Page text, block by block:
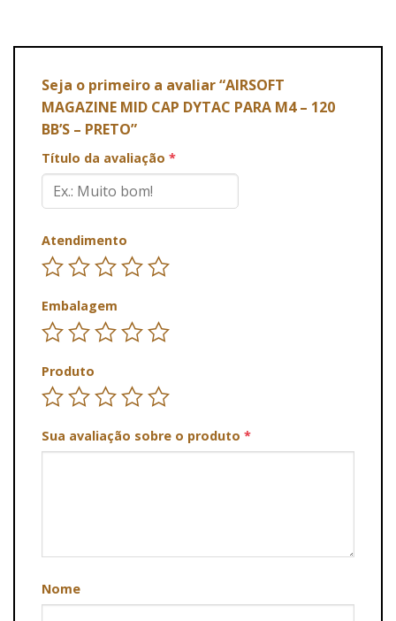
Seja o primeiro a avaliar “AIRSOFT
MAGAZINE MID CAP DYTAC PARA M4 – 120
BB’S – PRETO”
Título da avaliação *
Atendimento
Embalagem
Produto
Sua avaliação sobre o produto *
Nome